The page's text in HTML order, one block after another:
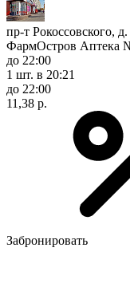
пр-т Рокоссовского, д.
ФармОстров Аптека
до 22:00
1 шт. в 20:21
до 22:00
11,38 р.
Забронировать